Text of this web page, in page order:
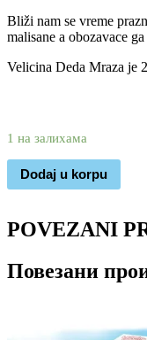
Bliži nam se vreme
malisane a obozavace
Velicina Deda Mraza je
1 на залихама
Dodaj u korpu
POVEZANI
Повезани